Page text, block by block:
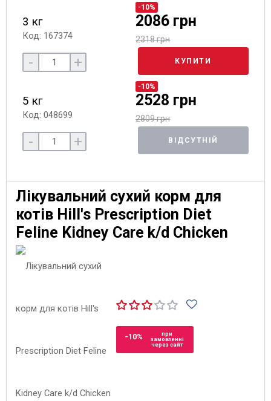
3 кг
Код: 167374
-10%
2086 грн
2318 грн
- + КУПИТИ
5 кг
Код: 048699
-10%
2528 грн
2809 грн
- + ВІДСУТНІЙ
Лікувальний сухий корм для
котів Hill's Prescription Diet
Feline Kidney Care k/d Chicken
-10%
при
замовленні
через сайт